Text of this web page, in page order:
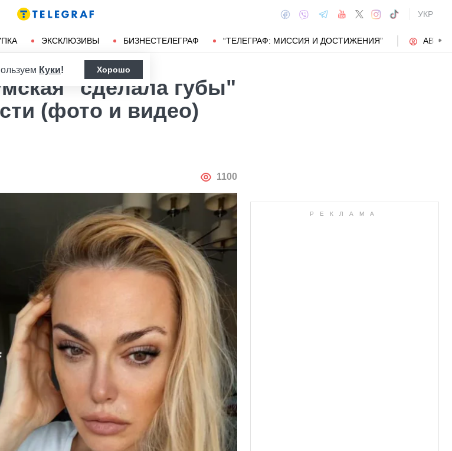
УКР
ЭКСКЛЮЗИВЫ БИЗНЕСТЕЛЕГРАФ “ТЕЛЕГРАФ: МИССИЯ И ДОСТИЖЕНИЯ”
Куки! Хорошо
"сделала губы"
(фото и видео)
АВТОР
1100